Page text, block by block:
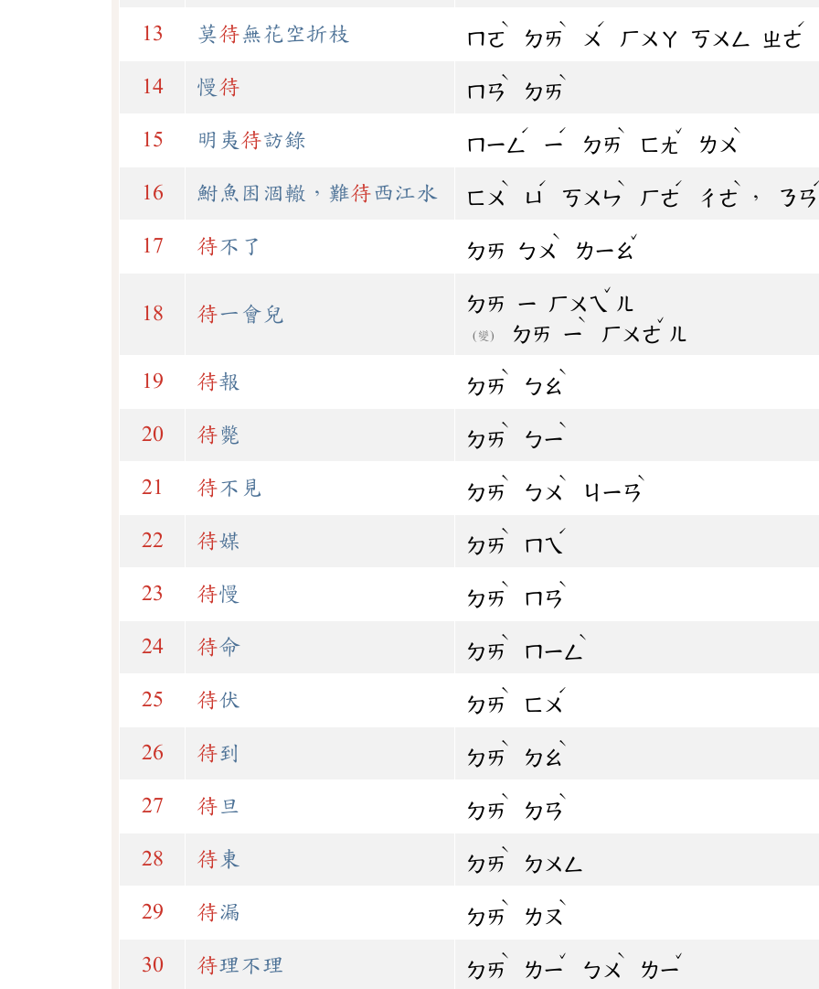
13 莫待無花空折枝 ㄇㄛ
ˋ
ㄉㄞ
ˋ
ㄨ
ˊ
ㄏㄨㄚ ㄎㄨㄥ ㄓㄜ
ˊ
14 慢 待 ㄇㄢ
ˋ
ㄉㄞ
ˋ
15 明夷 待訪錄 ㄇㄧㄥ
ˊ
ㄧ
ˊ
ㄉㄞ
ˋ
ㄈㄤ
ˇ
ㄌㄨ
ˋ
16 鮒魚困涸轍，難待西江水 ㄈㄨ
ˋ
ㄩ
ˊ
ㄎㄨㄣ
ˋ
ㄏㄜ
ˊ
ㄔㄜ
ˋ
， ㄋㄢ
17 待不了 ㄉㄞ ㄅㄨ
ˋ
ㄌㄧㄠ
ˇ
18 待一會兒 ㄉㄞ ㄧ ㄏㄨㄟ
ˇ
ㄦ
(變) ㄉㄞ ㄧ
ˋ
ㄏㄨㄜ
ˇ
ㄦ
19 待報 ㄉㄞ
ˋ
ㄅㄠ
ˋ
20 待斃 ㄉㄞ
ˋ
ㄅㄧ
ˋ
21 待不見 ㄉㄞ
ˋ
ㄅㄨ
ˋ
ㄐㄧㄢ
ˋ
22 待媒 ㄉㄞ
ˋ
ㄇㄟ
ˊ
23 待慢 ㄉㄞ
ˋ
ㄇㄢ
ˋ
24 待命 ㄉㄞ
ˋ
ㄇㄧㄥ
ˋ
25 待伏 ㄉㄞ
ˋ
ㄈㄨ
ˊ
26 待到 ㄉㄞ
ˋ
ㄉㄠ
ˋ
27 待旦 ㄉㄞ
ˋ
ㄉㄢ
ˋ
28 待 東 ㄉㄞ
ˋ
ㄉㄨㄥ
29 待漏 ㄉㄞ
ˋ
ㄌㄡ
ˋ
30 待理不理 ㄉㄞ
ˋ
ㄌㄧ
ˇ
ㄅㄨ
ˋ
ㄌㄧ
ˇ